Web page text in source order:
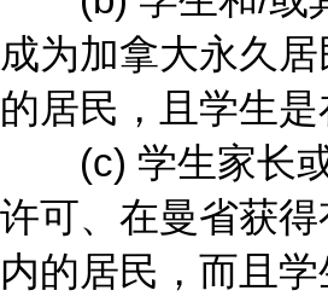
成为加拿大永久
的居民，且学生
(c) 学生家长或
许可、在曼省获
内的居民，而且